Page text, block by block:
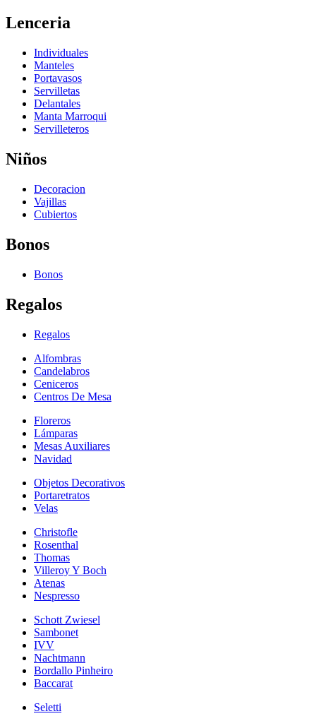
Lenceria
Individuales
Manteles
Portavasos
Servilletas
Delantales
Manta Marroqui
Servilleteros
Niños
Decoracion
Vajillas
Cubiertos
Bonos
Bonos
Regalos
Regalos
Alfombras
Candelabros
Ceniceros
Centros De Mesa
Floreros
Lámparas
Mesas Auxiliares
Navidad
Objetos Decorativos
Portaretratos
Velas
Christofle
Rosenthal
Thomas
Villeroy Y Boch
Atenas
Nespresso
Schott Zwiesel
Sambonet
IVV
Nachtmann
Bordallo Pinheiro
Baccarat
Seletti